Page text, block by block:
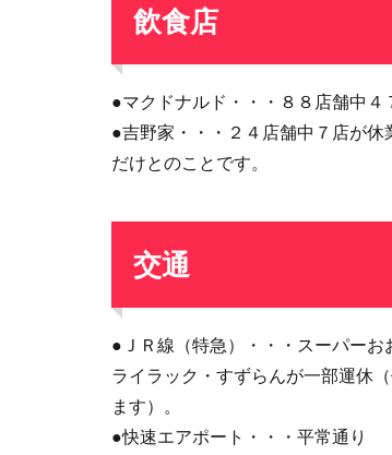
飲食店
●マクドナルド・・・８８店舗中４
●吉野家・・・２４店舗中７店が休
だけとのことです。
交通
●ＪＲ線（特急）・・・スーパーお
ライラック・すずらんが一部運休
ます）。
●快速エアポート・・・平常通り